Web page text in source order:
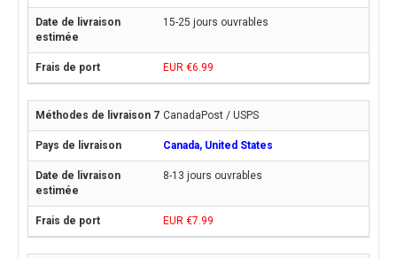
15-25 jours ouvrables
EUR €6.99
CanadaPost / USPS
Canada, United States
8-13 jours ouvrables
EUR €7.99